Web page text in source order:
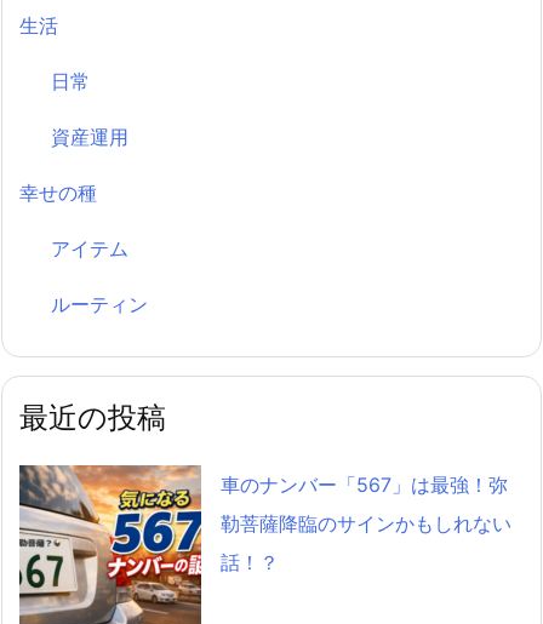
生活
日常
資産運用
幸せの種
アイテム
ルーティン
最近の投稿
車のナンバー「567」は最強！弥
勒菩薩降臨のサインかもしれない
話！？